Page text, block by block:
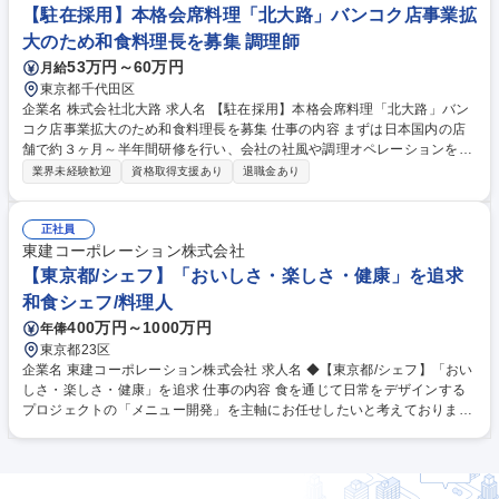
ます。日本本社が開発した季節メニューの導入や、より美味しく提供する
ための微調整も担当していただきます。【変更の範囲】当社業務全般 募集
職種 【駐在採用】本格会席料理「北大路」バンコク店事業拡大のため和食
料理長を募集
【駐在採用】本格会席料理「北大路」バンコク店事業拡
大のため和食料理長を募集 調理師
月給53万円～60万円
東京都千代田区
企業名 株式会社北大路 求人名 【駐在採用】本格会席料理「北大路」バン
コク店事業拡大のため和食料理長を募集 仕事の内容 まずは日本国内の店
舗で約３ヶ月～半年間研修を行い、会社の社風や調理オペレーションを確
認して頂きます。その後バンコク店へ赴任し、料理長として業務を行って
との連携による季節メニューの導入・調整等 ★現地では日本人スタッフ3
名（副料理長含む）とローカルスタッフの管理・指導が主な業務となりま
す。日本本社が開発した季節メニューの導入や、より美味しく提供するた
めの微調整も担当していただきます。【変更の範囲】当社業務全般 募集職
種 【駐在採用】本格会席料理「北大路」バンコク店事業拡大のため和食料
理長を募集
業界未経験歓迎 資格取得支援あり 退職金あり
正社員
東建コーポレーション株式会社
【東京都/シェフ】「おいしさ・楽しさ・健康」を追求
和食シェフ/料理人
年俸400万円～1000万円
東京都23区
企業名 東建コーポレーション株式会社 求人名 ◆【東京都/シェフ】「おい
しさ・楽しさ・健康」を追求 仕事の内容 食を通じて日常をデザインする
プロジェクトの「メニュー開発」を主軸にお任せしたいと考えておりま
用し、ゼロから価値を創り出すプロセスを牽引していただくことを期待し
ております。※試作品の提供（プレゼン）タイミングは、弊社規定のスケ